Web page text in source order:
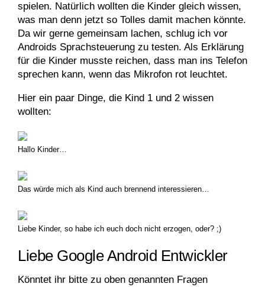
spielen. Natürlich wollten die Kinder gleich wissen,
was man denn jetzt so Tolles damit machen könnte.
Da wir gerne gemeinsam lachen, schlug ich vor
Androids Sprachsteuerung zu testen. Als Erklärung
für die Kinder musste reichen, dass man ins Telefon
sprechen kann, wenn das Mikrofon rot leuchtet.
Hier ein paar Dinge, die Kind 1 und 2 wissen
wollten:
Hallo Kinder…
Das würde mich als Kind auch brennend interessieren…
Liebe Kinder, so habe ich euch doch nicht erzogen, oder? ;)
Liebe Google Android Entwickler
Könntet ihr bitte zu oben genannten Fragen